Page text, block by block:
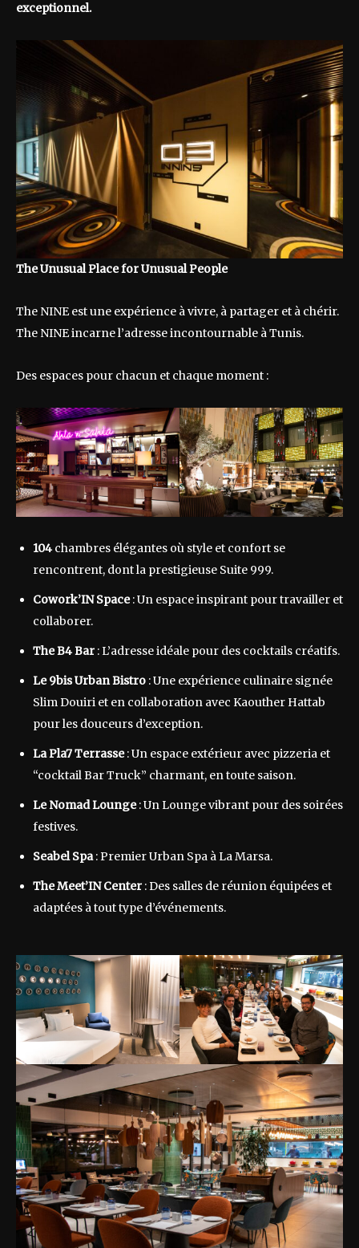
exceptionnel.
The Unusual Place for Unusual People
The NINE est une expérience à vivre, à partager et à chérir.
The NINE incarne l’adresse incontournable à Tunis.
Des espaces pour chacun et chaque moment :
104 chambres élégantes où style et confort se
rencontrent, dont la prestigieuse Suite 999.
Cowork’IN Space: Un espace inspirant pour travailler et
collaborer.
The B4 Bar : L’adresse idéale pour des cocktails créatifs.
Le 9bis Urban Bistro : Une expérience culinaire signée
Slim Douiri et en collaboration avec Kaouther Hattab
pour les douceurs d’exception.
La Pla7 Terrasse: Un espace extérieur avec pizzeria et
“cocktail Bar Truck” charmant, en toute saison.
Le Nomad Lounge: Un Lounge vibrant pour des soirées
festives.
Seabel Spa: Premier Urban Spa à La Marsa.
The Meet’IN Center : Des salles de réunion équipées et
adaptées à tout type d’événements.